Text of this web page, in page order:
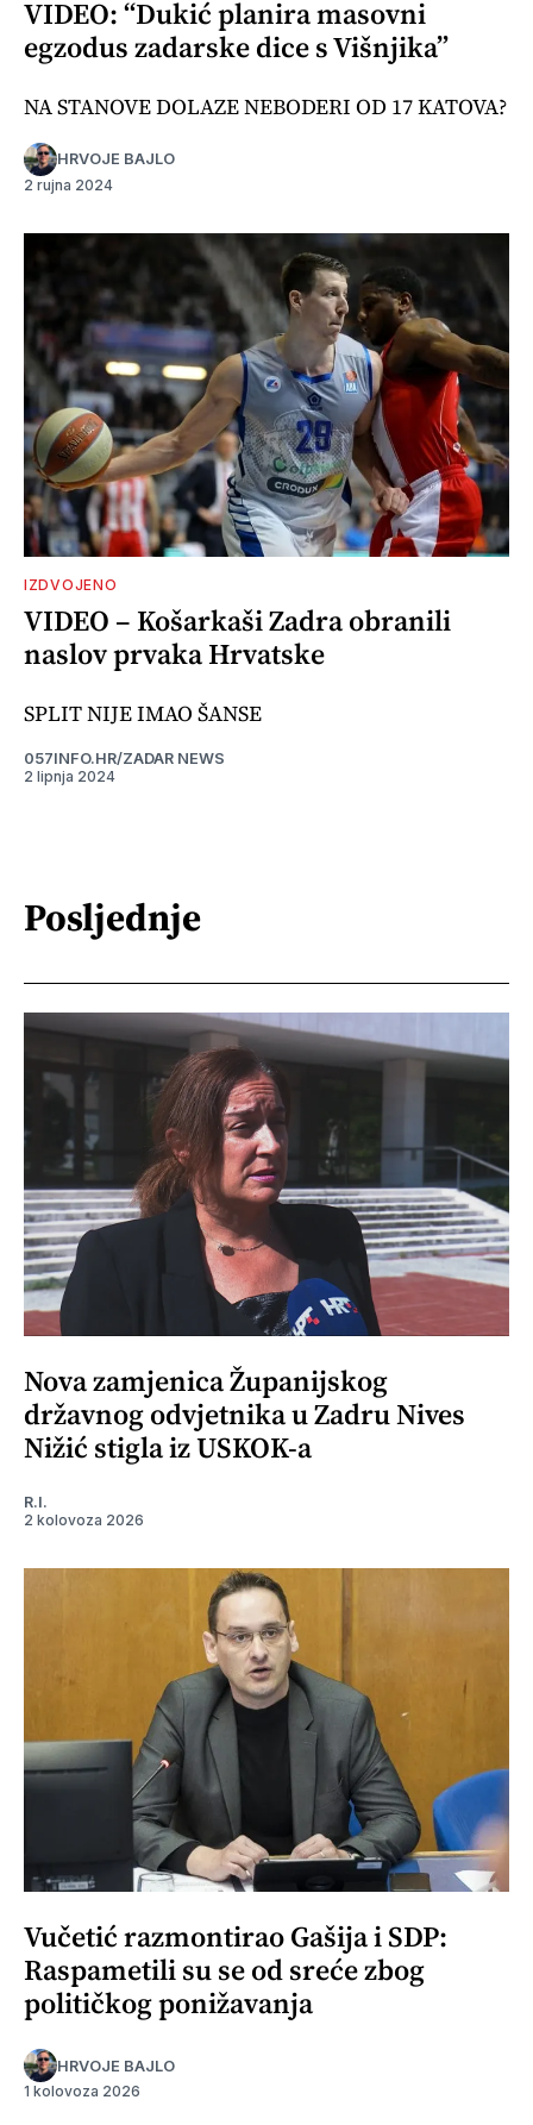
VIDEO: “Dukić planira masovni
egzodus zadarske dice s Višnjika”
NA STANOVE DOLAZE NEBODERI OD 17 KATOVA?
HRVOJE BAJLO
2 rujna 2024
IZDVOJENO
VIDEO – Košarkaši Zadra obranili
naslov prvaka Hrvatske
SPLIT NIJE IMAO ŠANSE
057INFO.HR/ZADAR NEWS
2 lipnja 2024
Posljednje
Nova zamjenica Županijskog
državnog odvjetnika u Zadru Nives
Nižić stigla iz USKOK-a
R.I.
2 kolovoza 2026
Vučetić razmontirao Gašija i SDP:
Raspametili su se od sreće zbog
političkog ponižavanja
HRVOJE BAJLO
1 kolovoza 2026